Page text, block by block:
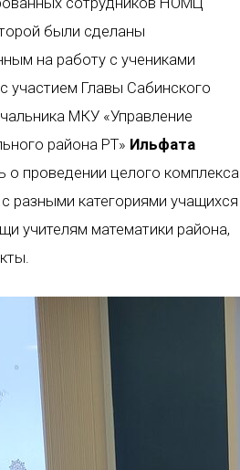
сотрудников НОМЦ
были сделаны
на работу с учениками
участием Главы Сабинского
МКУ «Управление
района РТ» Ильфата
о проведении целого комплекса
разными категориями учащихся
учителям математики района,